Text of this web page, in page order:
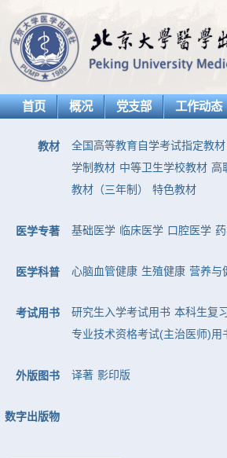
首页 概况 党支部 工作动态
教材 全国高等教育自学考试指定教材
学制教材 中等卫生学校教材 高
教材（三年制）
特色教材
医学专著 基础医学 临床医学 口腔医学
医学科普 心脑血管健康 生殖健康 营养与
考试用书 研究生入学考试用书 本科生复
专业技术资格考试(主治医师)用
外版图书 译著 影印版
数字出版物